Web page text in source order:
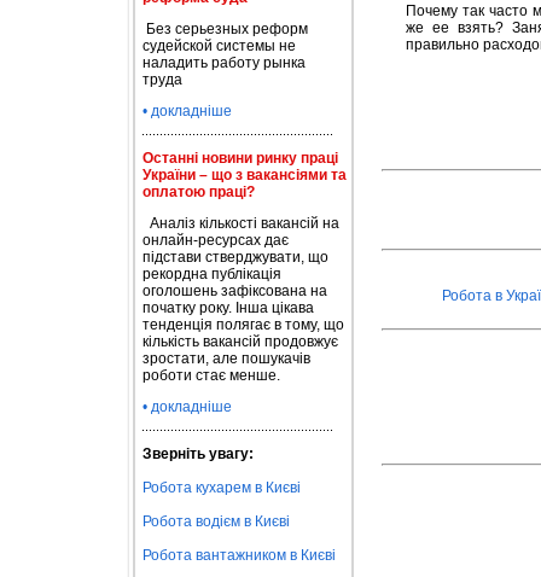
Без серьезных реформ
судейской системы не
наладить работу рынка
труда
• докладніше
Останні новини ринку праці
України – що з вакансіями та
оплатою праці?
Аналіз кількості вакансій на
онлайн-ресурсах дає
підстави стверджувати, що
рекордна публікація
оголошень зафіксована на
початку року. Інша цікава
тенденція полягає в тому, що
кількість вакансій продовжує
зростати, але пошукачів
роботи стає менше.
• докладніше
Зверніть увагу:
Робота кухарем в Києві
Робота водієм в Києві
Робота вантажником в Києві
Почему так часто
же ее взять?
правильно
Робота в